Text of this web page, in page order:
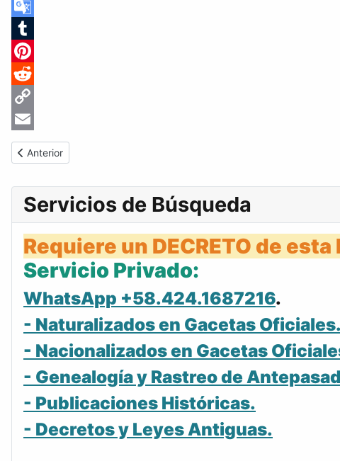
Skype
Google
Translate
Tumblr
Pinterest
Reddit
Copy
Link
Email
Artículo anterior: Gaceta Oficial de Venezuela #34107 del lunes 5
Anterior
Servicios de Búsqueda
Requiere un DECRETO de
Servicio Privado:
WhatsApp +58.424.1687216.
- Naturalizados en Gacetas Oficiales.
- Nacionalizados en Gacetas
- Genealogía y Rastreo de
- Publicaciones Históricas.
- Decretos y Leyes Antiguas.